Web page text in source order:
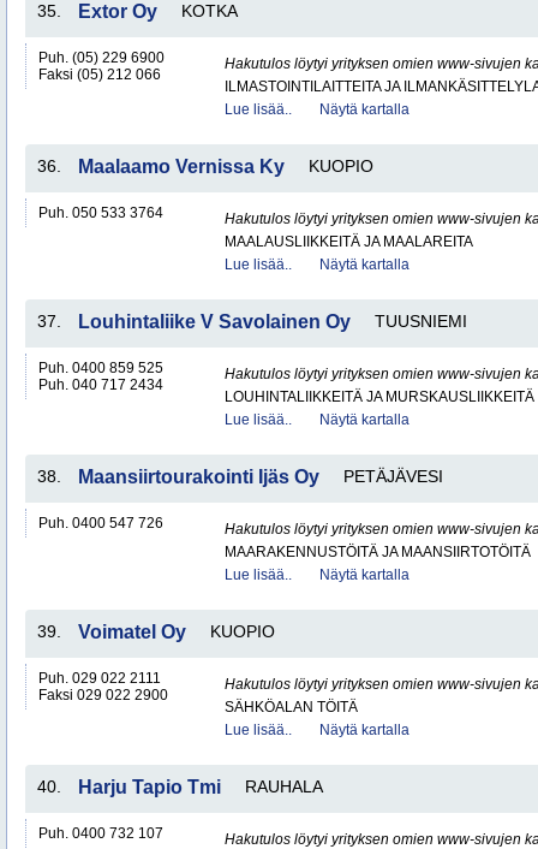
35. Extor Oy KOTKA
Puh. (05) 229 6900
Faksi (05) 212 066
Hakutulos löytyi yrityksen omien www-sivujen
ILMASTOINTILAITTEITA JA
Lue lisää..
Näytä kartalla
36. Maalaamo Vernissa Ky KUOPIO
Puh. 050 533 3764
Hakutulos löytyi yrityksen omien www-sivujen
MAALAUSLIIKKEITÄ JA MAALAREITA
Lue lisää..
Näytä kartalla
37. Louhintaliike V Savolainen Oy TUUSNIEMI
Puh. 0400 859 525
Puh. 040 717 2434
Hakutulos löytyi yrityksen omien www-sivujen
LOUHINTALIIKKEITÄ JA MURSKAUSLIIKKEITÄ
Lue lisää..
Näytä kartalla
38. Maansiirtourakointi Ijäs Oy PETÄJÄVESI
Puh. 0400 547 726
Hakutulos löytyi yrityksen omien www-sivujen
MAARAKENNUSTÖITÄ JA MAANSIIRTOTÖITÄ
Lue lisää..
Näytä kartalla
39. Voimatel Oy KUOPIO
Puh. 029 022 2111
Faksi 029 022 2900
Hakutulos löytyi yrityksen omien www-sivujen
SÄHKÖALAN TÖITÄ
Lue lisää..
Näytä kartalla
40. Harju Tapio Tmi RAUHALA
Puh. 0400 732 107
Hakutulos löytyi yrityksen omien www-sivujen